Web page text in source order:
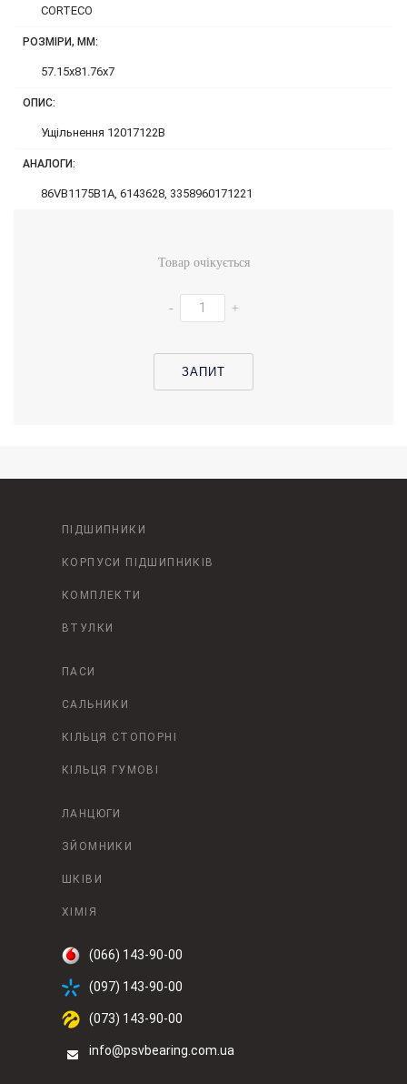
CORTECO
РОЗМІРИ, ММ:
57.15x81.76x7
ОПИС:
Ущільнення 12017122B
АНАЛОГИ:
86VB1175B1A, 6143628, 3358960171221
Товар очікується
- +
ЗАПИТ
ПІДШИПНИКИ
КОРПУСИ ПІДШИПНИКІВ
КОМПЛЕКТИ
ВТУЛКИ
ПАСИ
САЛЬНИКИ
КІЛЬЦЯ СТОПОРНІ
КІЛЬЦЯ ГУМОВІ
ЛАНЦЮГИ
ЗЙОМНИКИ
ШКІВИ
ХІМІЯ
(066) 143-90-00
(097) 143-90-00
(073) 143-90-00
info@psvbearing.com.ua